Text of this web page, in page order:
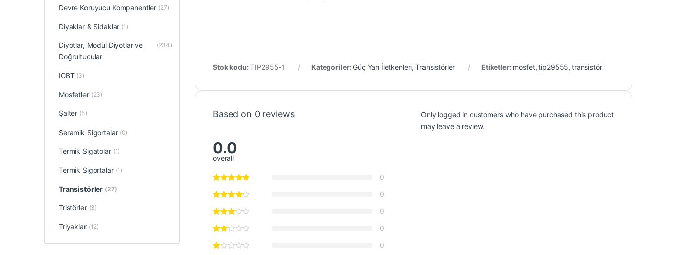
Stok kodu:TIP2955-1 Kategoriler: Güç Yarı İletkenleri,Transistörler Etiketler: mosfet,tip29555, transistör
Based on 0 reviews
0.0
overall
0
0
0
0
0
Only logged in customers who have purchased this product
may leave a review.
Devre Koruyucu Kompanentler (27)
Diyaklar & Sidaklar (1)
Diyotlar, Modül Diyotlar ve
Doğrultucular
(234)
IGBT (3)
Mosfetler (23)
Şalter (5)
Seramik Sigortalar (0)
Termik Sigatolar (1)
Termik Sigortalar (1)
Transistörler (27)
Tristörler (3)
Triyaklar (12)